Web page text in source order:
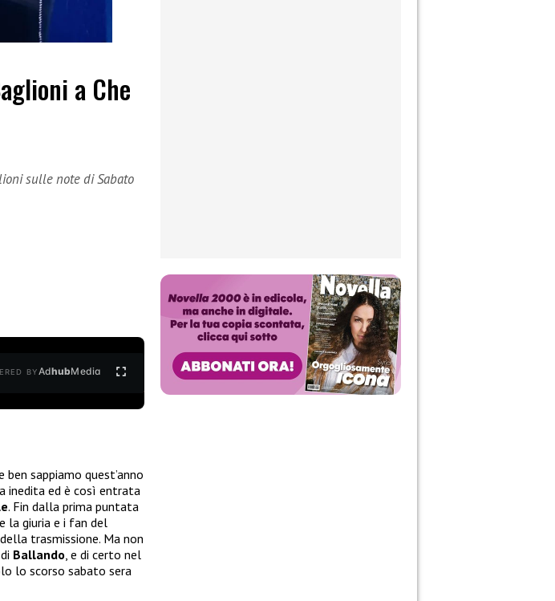
a Che
sulle note di Sabato
BYAdhubMedia
ben sappiamo quest’anno
inedita ed è così entrata
. Fin dalla prima puntata
la giuria e i fan del
trasmissione. Ma non
Ballando, e di certo nel
lo scorso sabato sera